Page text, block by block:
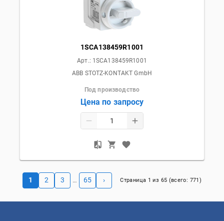
1SCA138459R1001
Арт.: 1SCA138459R1001
ABB STOTZ-KONTAKT GmbH
Под производство
Цена по запросу
1 2 3 … 65 › Страница 1 из 65 (всего: 771 )